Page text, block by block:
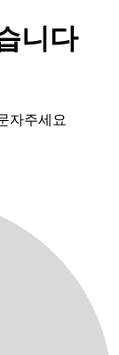
니다
자주세요